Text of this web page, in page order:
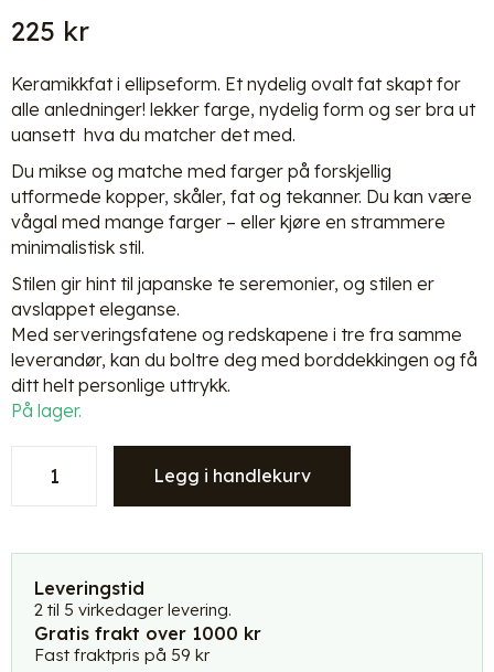
225 kr
Keramikkfat i ellipseform. Et nydelig ovalt fat skapt for
alle anledninger! lekker farge, nydelig form og ser bra ut
uansett hva du matcher det med.
Du mikse og matche med farger på forskjellig
utformede kopper, skåler, fat og tekanner. Du kan være
vågal med mange farger – eller kjøre en strammere
minimalistisk stil.
Stilen gir hint til japanske te seremonier, og stilen er
avslappet eleganse.
Med serveringsfatene og redskapene i tre fra samme
leverandør, kan du boltre deg med borddekkingen og få
ditt helt personlige uttrykk.
På lager.
keramikkfat
ellipse
grey
clay
Legg i handlekurv
Leveringstid
2 til 5 virkedager levering.
Gratis frakt over 1000 kr
Fast fraktpris på 59 kr